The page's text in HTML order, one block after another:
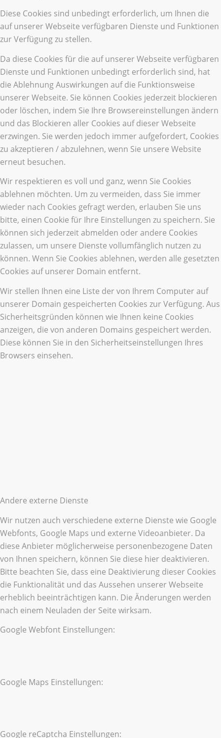
Diese Cookies sind unbedingt erforderlich, um Ihnen die
auf unserer Webseite verfügbaren Dienste und Funktionen
zur Verfügung zu stellen.
Da diese Cookies für die auf unserer Webseite verfügbaren
Dienste und Funktionen unbedingt erforderlich sind, hat
die Ablehnung Auswirkungen auf die Funktionsweise
unserer Webseite. Sie können Cookies jederzeit blockieren
oder löschen, indem Sie Ihre Browsereinstellungen ändern
und das Blockieren aller Cookies auf dieser Webseite
erzwingen. Sie werden jedoch immer aufgefordert, Cookies
zu akzeptieren / abzulehnen, wenn Sie unsere Website
erneut besuchen.
Wir respektieren es voll und ganz, wenn Sie Cookies
ablehnen möchten. Um zu vermeiden, dass Sie immer
wieder nach Cookies gefragt werden, erlauben Sie uns
bitte, einen Cookie für Ihre Einstellungen zu speichern. Sie
können sich jederzeit abmelden oder andere Cookies
zulassen, um unsere Dienste vollumfänglich nutzen zu
können. Wenn Sie Cookies ablehnen, werden alle gesetzten
Cookies auf unserer Domain entfernt.
Wir stellen Ihnen eine Liste der von Ihrem Computer auf
unserer Domain gespeicherten Cookies zur Verfügung. Aus
Sicherheitsgründen können wie Ihnen keine Cookies
anzeigen, die von anderen Domains gespeichert werden.
Diese können Sie in den Sicherheitseinstellungen Ihres
Browsers einsehen.
Andere externe Dienste
Wir nutzen auch verschiedene externe Dienste wie Google
Webfonts, Google Maps und externe Videoanbieter. Da
diese Anbieter möglicherweise personenbezogene Daten
von Ihnen speichern, können Sie diese hier deaktivieren.
Bitte beachten Sie, dass eine Deaktivierung dieser Cookies
die Funktionalität und das Aussehen unserer Webseite
erheblich beeinträchtigen kann. Die Änderungen werden
nach einem Neuladen der Seite wirksam.
Google Webfont Einstellungen:
Google Maps Einstellungen:
Google reCaptcha Einstellungen: